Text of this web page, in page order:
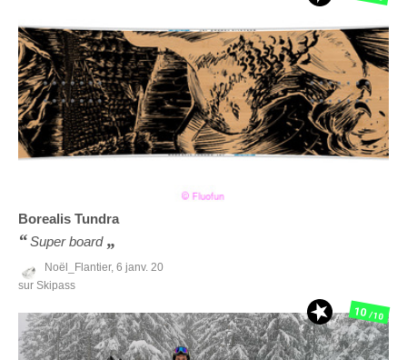
Borealis Tundra
Super board
Noël_Flantier, 6 janv. 20
sur Skipass
10/10